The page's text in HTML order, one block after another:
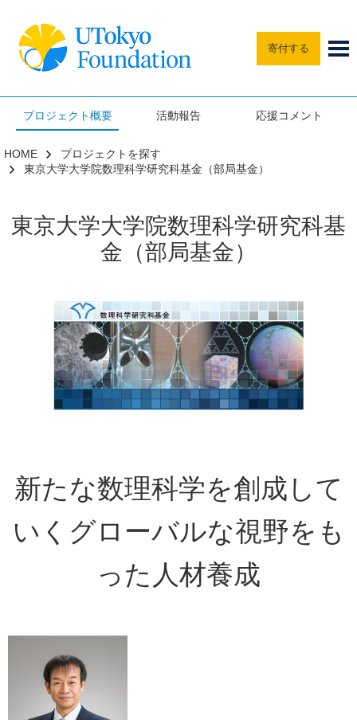
寄付する
HOME
プロジェクトを探す
東京大学大学院数理科学研究科基金（部局基金）
東京大学大学院数理科学研究科基
金（部局基金）
新たな数理科学を創成して
いくグローバルな視野をも
った人材養成
プロジェクト概要 活動報告 応援コメント